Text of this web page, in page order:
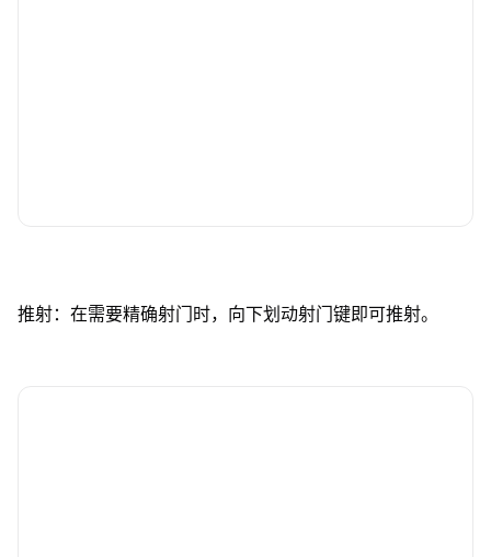
推射：在需要精确射门时，向下划动射门键即可推射。